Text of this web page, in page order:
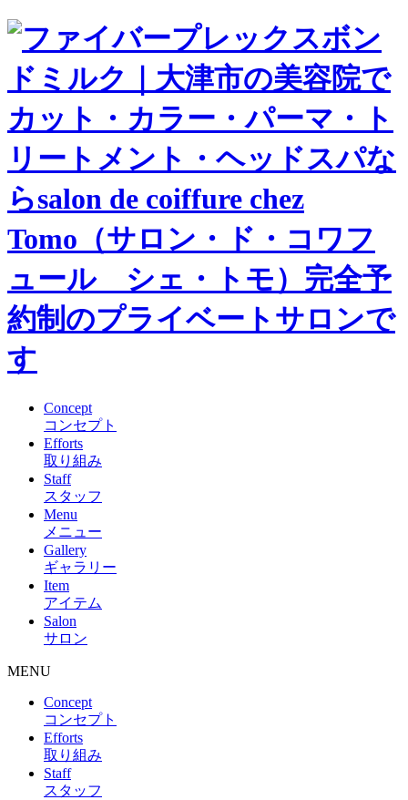
Concept
コンセプト
Efforts
取り組み
Staff
スタッフ
Menu
メニュー
Gallery
ギャラリー
Item
アイテム
Salon
サロン
MENU
Concept
コンセプト
Efforts
取り組み
Staff
スタッフ